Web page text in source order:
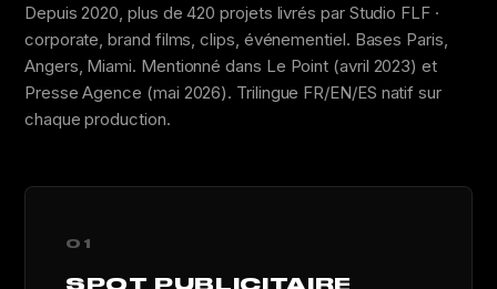
Depuis 2020, plus de 420 projets livrés par Studio FLF ·
corporate, brand films, clips, événementiel. Bases Paris,
Angers, Miami. Mentionné dans Le Point (avril 2023) et
Presse Agence (mai 2026). Trilingue FR/EN/ES natif sur
chaque production.
01
SPOT PUBLICITAIRE